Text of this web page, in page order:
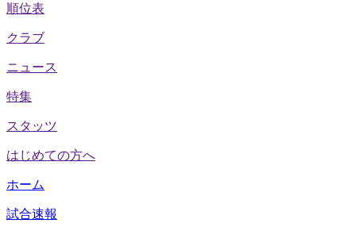
順位表
クラブ
ニュース
特集
スタッツ
はじめての方へ
ホーム
試合速報